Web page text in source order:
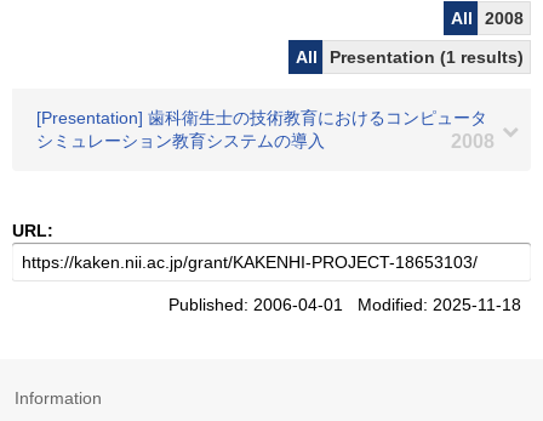
All
2008
All
Presentation (1 results)
[Presentation] 歯科衛生士の技術教育におけるコンピュータ
シミュレーション教育システムの導入
2008
URL:
Published: 2006-04-01 Modified: 2025-11-18
Information